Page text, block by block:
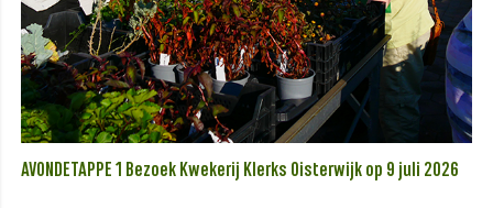
AVONDETAPPE 1 Bezoek Kwekerij Klerks Oisterwijk op 9 juli 2026